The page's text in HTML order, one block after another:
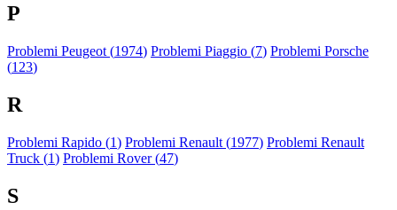
P
Problemi Peugeot (1974) Problemi Piaggio (7) Problemi Porsche
(123)
R
Problemi Rapido (1) Problemi Renault (1977) Problemi Renault
Truck (1) Problemi Rover (47)
S